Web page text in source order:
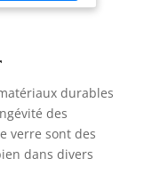
et crochets] Les
crochets à
les portes
qualité sont
s'il y a des
légers, il est
ou de le ranger
Avec un design
de rangement
une touche
durables
des
verre sont des
dans divers